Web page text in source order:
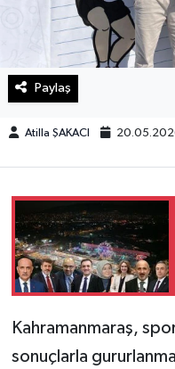
Paylaş
Atilla ŞAKACI
Kahramanmaraş,
sonuçlarla
Resmi İlan
Sağlık
Spor
Yaşam